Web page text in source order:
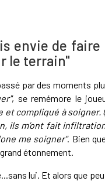
envie de
le terrain"
par des moments
, se remémore le
compliqué à soigner.
ils m’ont fait
me soigner". Bien
étonnement.
lui. Et alors que